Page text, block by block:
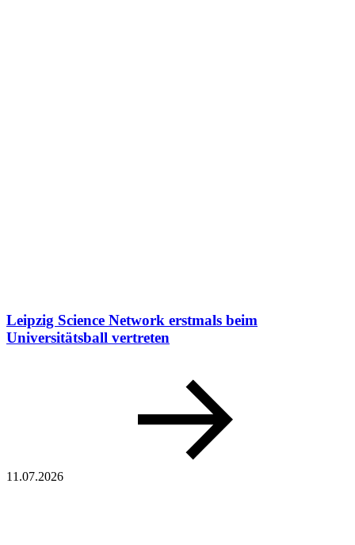
Leipzig Science Network erstmals beim
Universitätsball vertreten
11.07.2026